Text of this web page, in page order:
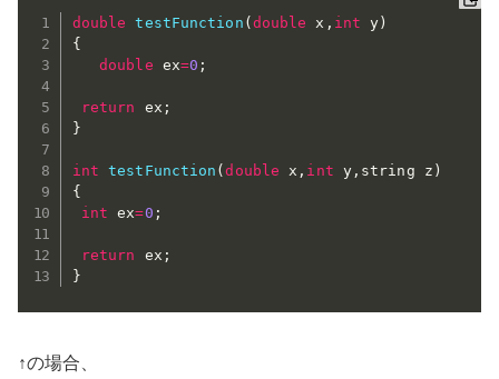
double testFunction ( double x , int y )
{
double ex=0 ;
return ex ;
}
int testFunction (double x , int y, string z )
{
int ex=0 ;
return ex ;
}
↑の場合、